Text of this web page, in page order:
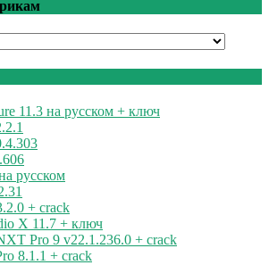
11.3 на русском + ключ
русском
+ crack
X 11.7 + ключ
Pro 9 v22.1.236.0 + crack
8.1.1 + crack